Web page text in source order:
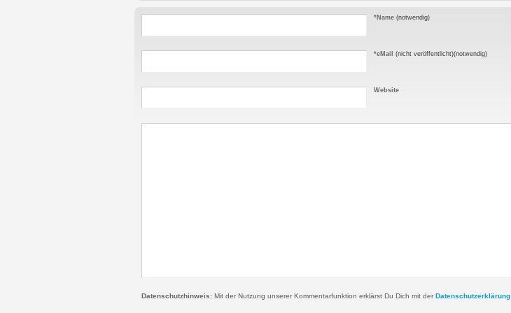
*Name (notwendig)
*eMail (nicht veröffentlicht)(notwendig)
Website
Datenschutzhinweis: Mit der Nutzung unserer Kommentarfunktion erklärst Du Dich mit der Datenschutzerklärung